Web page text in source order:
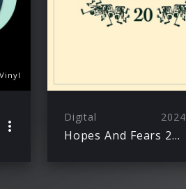
Digital 2024
Hopes And Fears 20th Anniversary Edition